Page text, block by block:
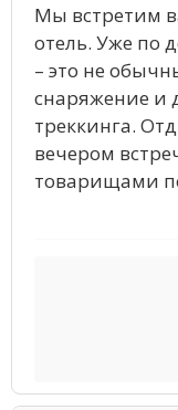
Мы встретим
отель. Уже по
– это не
снаряжение и
треккинга.
вечером
товарищами